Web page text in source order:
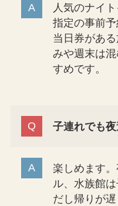
人気のナイ
指定の事前予
当日券があ
みや週末は
すめです。
子連れでも
楽しめます
ル、水族館
だし帰りが